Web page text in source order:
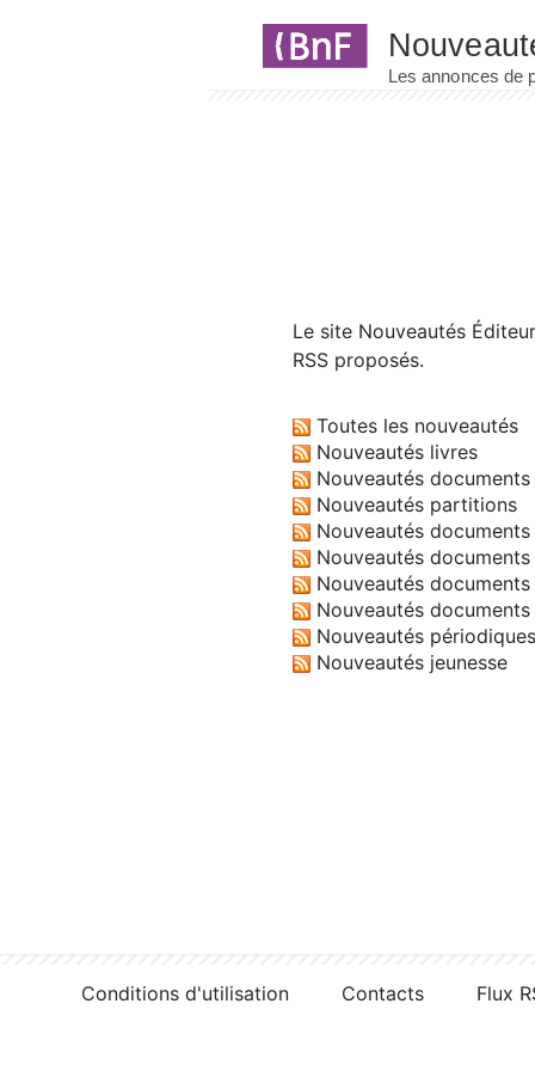
Le site Nouveautés
RSS proposés.
Toutes les nouveautés
Nouveautés livres
Nouveautés
Nouveautés partitions
Nouveautés
Nouveautés
Nouveautés
Nouveautés
Nouveautés périodiques
Nouveautés jeunesse
Conditions d'utilisation Contacts Flux